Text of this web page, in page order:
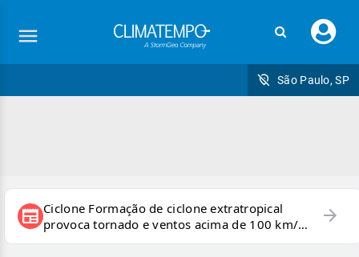
seu
São Paulo, SP
newspaper Ciclone Formação de ciclone extratropical
provoca tornado e ventos acima de 100 km/h
no RS
arrow_forward